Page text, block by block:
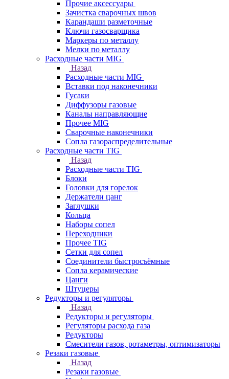
Прочие аксессуары
Зачистка сварочных швов
Карандаши разметочные
Ключи газосварщика
Маркеры по металлу
Мелки по металлу
Расходные части MIG
Назад
Расходные части MIG
Вставки под наконечники
Гусаки
Диффузоры газовые
Каналы направляющие
Прочее MIG
Сварочные наконечники
Сопла газораспределительные
Расходные части TIG
Назад
Расходные части TIG
Блоки
Головки для горелок
Держатели цанг
Заглушки
Кольца
Наборы сопел
Переходники
Прочее TIG
Сетки для сопел
Соединители быстросъёмные
Сопла керамические
Цанги
Штуцеры
Редукторы и регуляторы
Назад
Редукторы и регуляторы
Регуляторы расхода газа
Редукторы
Смесители газов, ротаметры, оптимизаторы
Резаки газовые
Назад
Резаки газовые